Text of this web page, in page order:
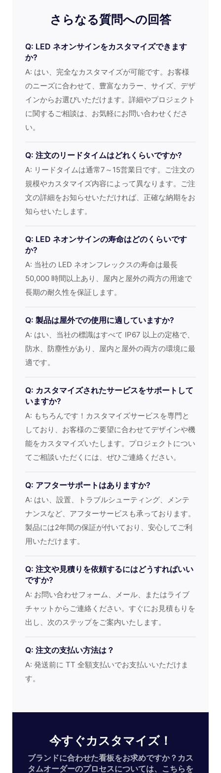
さらなる質問への回答
Q: LED ネオンサインをカスタマイズできます
か?
A: はい、完全なカスタマイズが可能です。お客様
のニーズに合わせて、豊富なカラー、サイズ、デザ
インからお選びいただけます。詳細やプロジェクト
に関するご相談は、お気軽にお問い合わせくださ
い。
Q: 注文のリードタイムはどれくらいですか?
A: リードタイムは通常7～15営業日です。ご注文の
規模やカスタマイズ内容によって異なります。ご注
文の詳細をお知らせいただければ、正確な納期をお
知らせいたします。
Q: LED ネオンサインの寿命はどのくらいです
か?
A: 当社の LED ネオンフレックスの寿命は最長
50,000 時間以上あり、屋内と屋外の両方の用途で
長期の耐久性を保証します。
Q: 製品は屋外での使用に適していますか?
A: はい、当社の標識はすべて IP67 以上の定格で、
防水、防塵性があり、屋内と屋外の両方の環境に最
適です。
Q: カスタマイズされたサービスをサポートして
いますか?
A: もちろんです！カスタマイズサービスを専門と
しており、お客様のご要望に合わせてデザインや機
能をカスタマイズいたします。プロジェクトについ
てご相談いただくには、ぜひご連絡ください。
Q: アフターサポートはありますか?
A: はい、設置、トラブルシューティング、メンテ
ナンスなど、アフターサービスも承っております。
製品には2年間の保証が付いており、安心してご利
用いただけます。
Q: 注文や見積りを依頼するにはどうすればいい
ですか?
A: お問い合わせフォーム、メール、またはライブ
チャットからご連絡ください。すぐにお見積もりを
出し、次のステップをご案内いたします。
Q: 注文の支払い方法は？
A: 発送前に TT 全額支払いでお支払いいただけま
す。
今すぐカスタマイズ！
ブランドに合わせた看板をお求めですか？カス
タムオーダーのプロセスについては、こちらを